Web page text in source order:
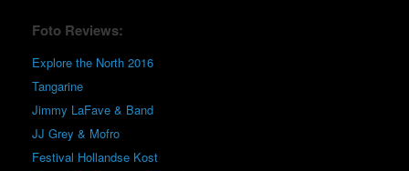
Foto Reviews:
Explore the North 2016
Tangarine
Jimmy LaFave & Band
JJ Grey & Mofro
Festival Hollandse Kost